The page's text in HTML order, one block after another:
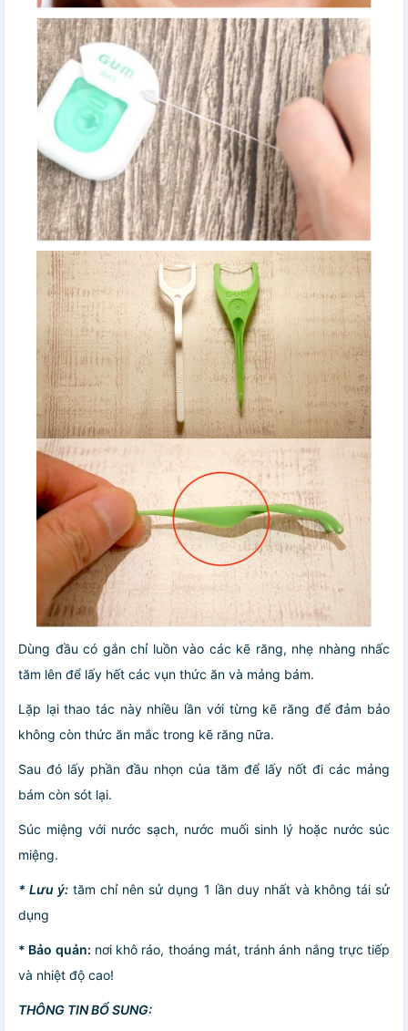
Dùng đầu có gắn chỉ luồn vào các kẽ răng, nhẹ nhàng nhấc
tăm lên để lấy hết các vụn thức ăn và mảng bám.
Lặp lại thao tác này nhiều lần với từng kẽ răng để đảm bảo
không còn thức ăn mắc trong kẽ răng nữa.
Sau đó lấy phần đầu nhọn của tăm để lấy nốt đi các mảng
bám còn sót lại.
Súc miệng với nước sạch, nước muối sinh lý hoặc nước súc
miệng.
* Lưu ý: tăm chỉ nên sử dụng 1 lần duy nhất và không tái sử
dụng
* Bảo quản: nơi khô ráo, thoáng mát, tránh ánh nắng trực tiếp
và nhiệt độ cao!
THÔNG TIN BỔ SUNG: